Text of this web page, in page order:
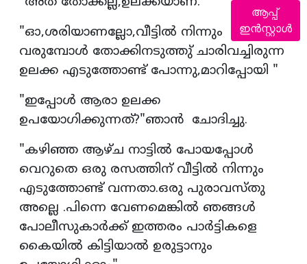
"ഓ,ശരിയാണല്ലോ,വീട്ടിൽ നിന്നും
വരുമ്പോൾ തോക്കിനടുത്തു് ചാരിവച്ചിരുന്ന
ഉലക്ക എടുത്തോണ്ട് പോന്നു,മാറിപ്പോയി "
"ഇപ്പോൾ ആരാ ഉലക്ക
ഉപയോഗിക്കുന്നത്?"ഞാൻ ചോദിച്ചു.
"കഴിഞ്ഞ ആഴ്ച നാട്ടിൽ പോയപ്പോൾ
വെറുതെ ഒരു രസത്തിന് വീട്ടിൽ നിന്നും
എടുത്തോണ്ട് വന്നതാ.ഒരു പുരാവസ്തു
അല്ലെ .പിന്നെ വേണമെങ്കിൽ ഞങ്ങൾ
പോലീസുകാർക്ക് ഇത്തരം പാർട്ടികളെ
കൈയിൽ കിട്ടിയാൽ ഉരുട്ടാനും
ആപ്പ്
ഇൻസ്റ്റാൾ